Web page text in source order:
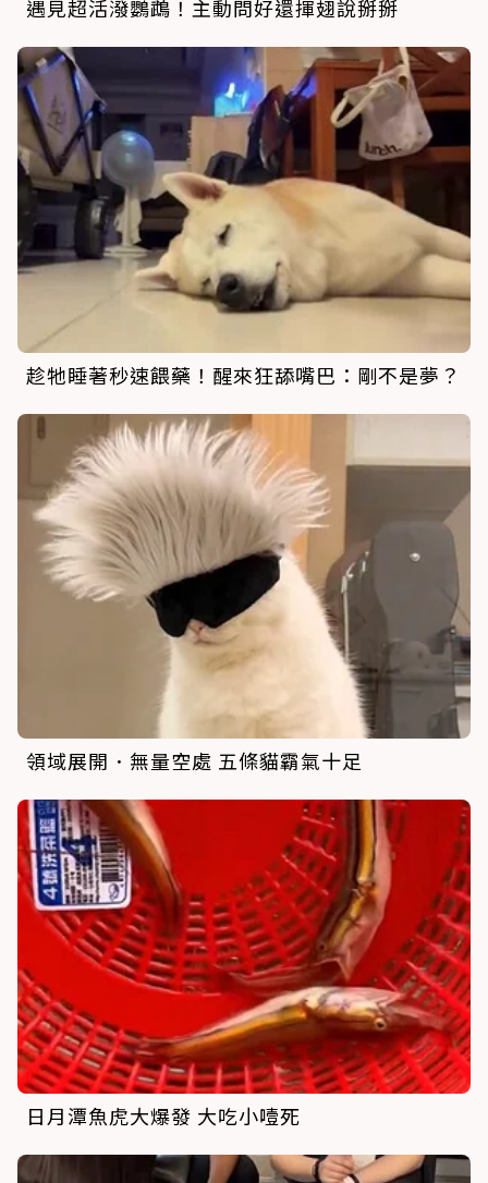
遇見超活潑鸚鵡！主動問好還揮翅說掰掰
趁牠睡著秒速餵藥！醒來狂舔嘴巴：剛不是夢？
領域展開．無量空處 五條貓霸氣十足
日月潭魚虎大爆發 大吃小噎死